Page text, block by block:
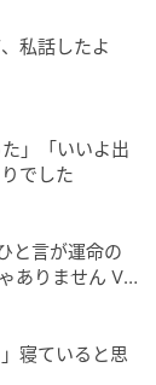
私話したよ
」「いいよ出
でした
と言が運命の
ありません Vo
寝ていると思